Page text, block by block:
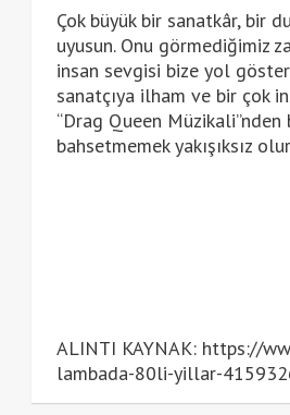
Çok büyük bir sanatkâr, bir
uyusun. Onu görmediğimiz
insan sevgisi bize yol
sanatçıya ilham ve bir çok
“Drag Queen
bahsetmemek yakışıksız
ALINTI KAYNAK: https://
lambada-80li-yillar-